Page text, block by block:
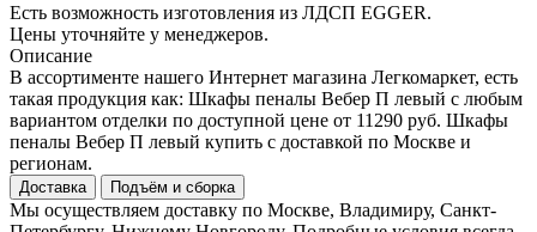
Есть возможность изготовления из ЛДСП EGGER.
Цены уточняйте у менеджеров.
Описание
В ассортименте нашего Интернет магазина Легкомаркет, есть
такая продукция как: Шкафы пеналы Вебер П левый с любым
вариантом отделки по доступной цене от 11290 руб. Шкафы
пеналы Вебер П левый купить с доставкой по Москве и
регионам.
Доставка Подъём и сборка
Мы осуществляем доставку по Москве, Владимиру, Санкт-